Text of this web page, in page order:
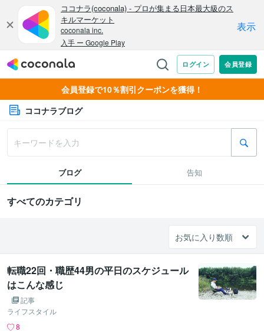
会員登録で10％割引クーポンを獲得！
ココナラブログ
ブログ 告知
すべてのカテゴリ
転職22回・職歴44男の平日のスケジュール
はこんな感じ
記事
ライフスタイル
8